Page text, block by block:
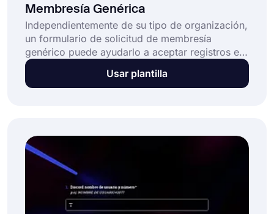
Membresía Genérica
Independientemente de su tipo de organización,
un formulario de solicitud de membresía
genérico puede ayudarlo a aceptar registros en
línea con facilidad. De esta manera, el proceso
de registro será mucho más corto y flexible
para personalizar su formulario.
Usar plantilla